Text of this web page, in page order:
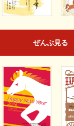
ぜんぶ見る